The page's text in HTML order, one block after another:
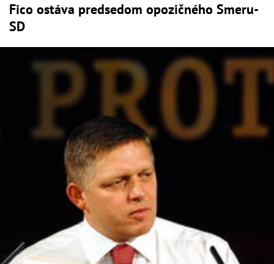
Fico ostáva predsedom opozičného Smeru-
SD